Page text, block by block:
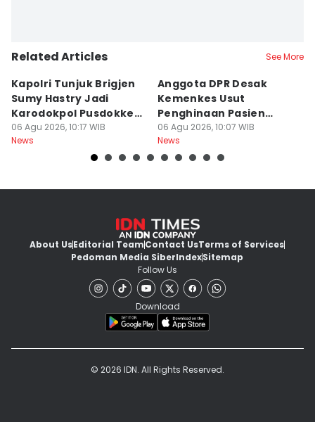
Related Articles See More
Kapolri Tunjuk Brigjen
Sumy Hastry Jadi
Karodokpol Pusdokkes
Polri
06 Agu 2026, 10:17 WIB
News
Anggota DPR Desak
Kemenkes Usut
Penghinaan Pasien
BPJS, Sanksi Menanti
06 Agu 2026, 10:07 WIB
News
About UsEditorial TeamContact UsTerms of Services
Pedoman Media SiberIndexSitemap
Follow Us
Download
© 2026 IDN. All Rights Reserved.